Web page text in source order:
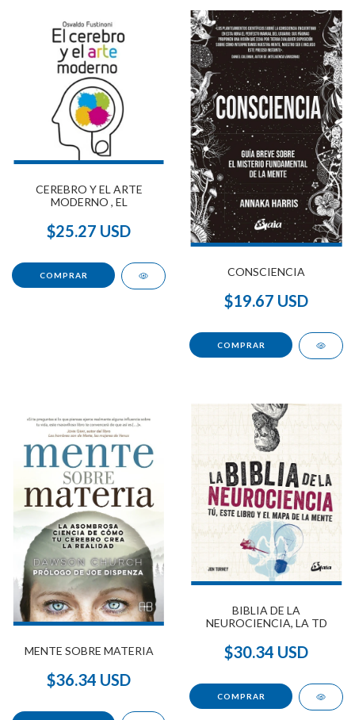
CEREBRO Y EL ARTE
MODERNO , EL
$25.27 USD
CONSCIENCIA
$19.67 USD
MENTE SOBRE MATERIA
$36.34 USD
BIBLIA DE LA
NEUROCIENCIA, LA TD
$30.34 USD